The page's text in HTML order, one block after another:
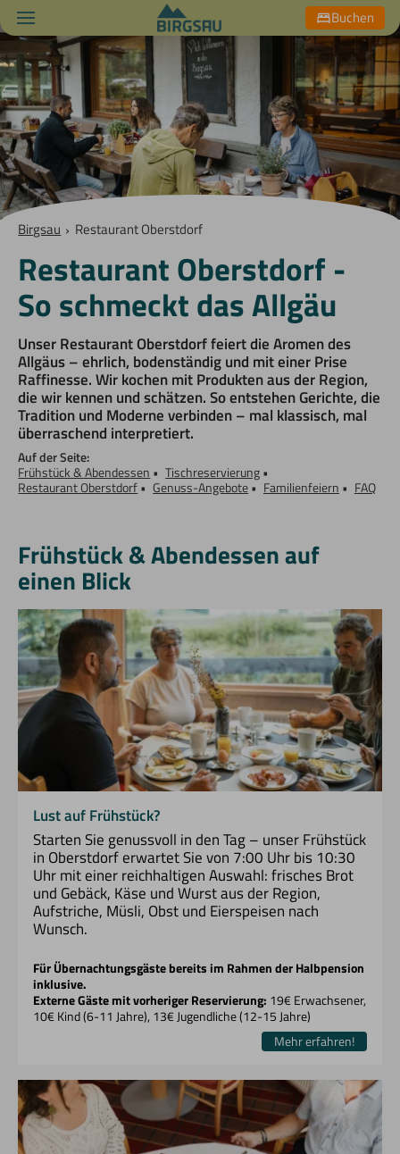
Buchen
Birgsau › Restaurant Oberstdorf
Restaurant Oberstdorf -
So schmeckt das Allgäu
Unser Restaurant Oberstdorf feiert die Aromen des
Allgäus – ehrlich, bodenständig und mit einer Prise
Raffinesse. Wir kochen mit Produkten aus der Region,
die wir kennen und schätzen. So entstehen Gerichte, die
Tradition und Moderne verbinden – mal klassisch, mal
überraschend interpretiert.
Auf der Seite:
Frühstück & Abendessen Tischreservierung
Restaurant Oberstdorf Genuss-Angebote Familienfeiern FAQ
Frühstück & Abendessen auf
einen Blick
Lust auf Frühstück?
Starten Sie genussvoll in den Tag – unser Frühstück
in Oberstdorf erwartet Sie von 7:00 Uhr bis 10:30
Uhr mit einer reichhaltigen Auswahl: frisches Brot
und Gebäck, Käse und Wurst aus der Region,
Aufstriche, Müsli, Obst und Eierspeisen nach
Wunsch.
Für Übernachtungsgäste bereits im Rahmen der Halbpension
inklusive.
Externe Gäste mit vorheriger Reservierung: 19€ Erwachsener,
10€ Kind (6-11 Jahre), 13€ Jugendliche (12-15 Jahre)
Mehr erfahren!